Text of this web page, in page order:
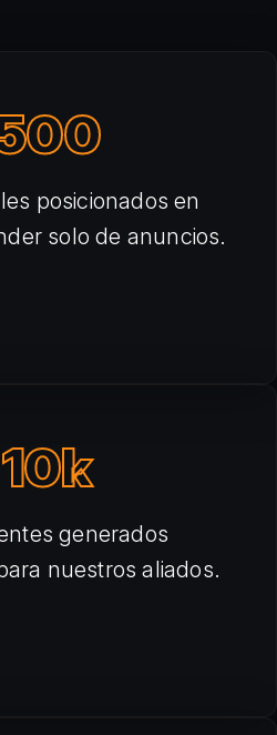
posicionados en
solo de anuncios.
generados
nuestros aliados.